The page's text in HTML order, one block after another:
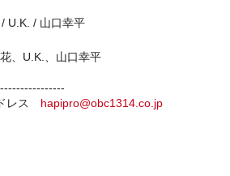
U.K. / 山口幸平
、U.K.、山口幸平
レス hapipro@obc1314.co.jp